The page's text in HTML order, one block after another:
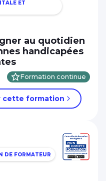
ET
au quotidien
handicapées
Formation continue
cette formation
DE FORMATEUR